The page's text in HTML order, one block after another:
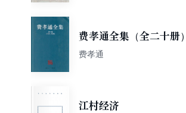
费孝通全集（全二十册）
费孝通
江村经济